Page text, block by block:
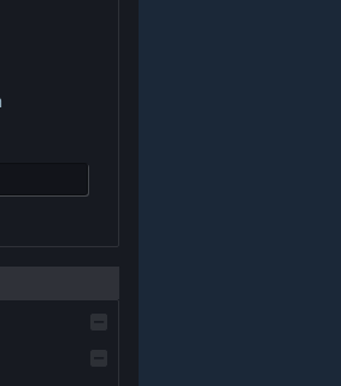
ครื่องหมายการค้า
ตัว